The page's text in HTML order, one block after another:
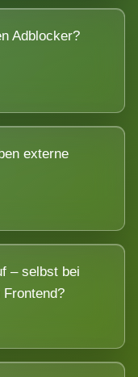
Adblocker?
externe
– selbst bei